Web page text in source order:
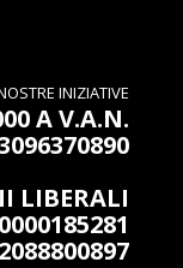
INIZIATIVE
A V.A.N.
LIBERALI